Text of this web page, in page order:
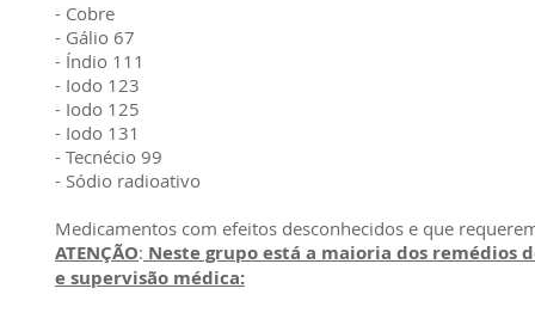
- Cobre
- Gálio 67
- Índio 111
- Iodo 123
- Iodo 125
- Iodo 131
- Tecnécio 99
- Sódio radioativo
Medicamentos com efeitos desconhecidos e que
ATENÇÃO: Neste grupo está a maioria dos remédios
e supervisão médica: